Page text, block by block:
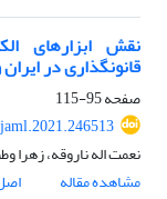
نقش ابزارهای
قانونگذاری در
صفحه95-115
نعمت اله ناروقه، زهرا
مشاهده مقاله